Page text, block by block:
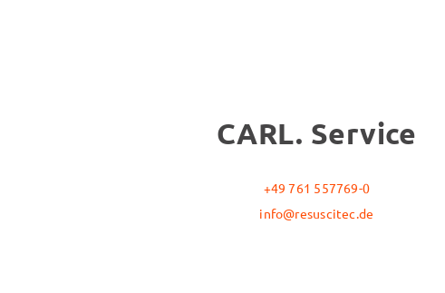
CARL. Service
+49 761 557769-0
info@resuscitec.de